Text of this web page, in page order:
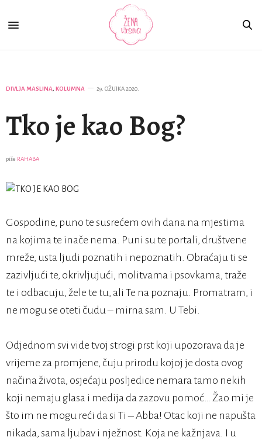
DIVLJA MASLINA, KOLUMNA 29. OŽUJKA 2020.
Tko je kao Bog?
piše RAHABA
Gospodine, puno te susrećem ovih dana na mjestima
na kojima te inače nema. Puni su te portali, društvene
mreže, usta ljudi poznatih i nepoznatih. Obraćaju ti se
zazivljući te, okrivljujući, molitvama i psovkama, traže
te i odbacuju, žele te tu, ali Te na poznaju. Promatram, i
ne mogu se oteti čudu – mirna sam. U Tebi.
Odjednom svi vide tvoj strogi prst koji upozorava da je
vrijeme za promjene, čuju prirodu kojoj je dosta ovog
načina života, osjećaju posljedice nemara tamo nekih
koji nemaju glasa i medija da zazovu pomoć… Žao mi je
što im ne mogu reći da si Ti – Abba! Otac koji ne napušta
nikada, sama ljubav i nježnost. Koja ne kažnjava. I u